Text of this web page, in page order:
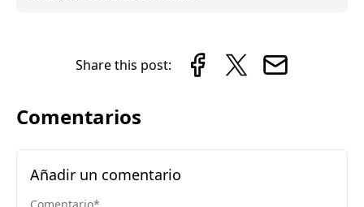
Share this post:
Comentarios
Añadir un comentario